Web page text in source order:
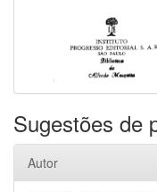
Sugestões de
Autor